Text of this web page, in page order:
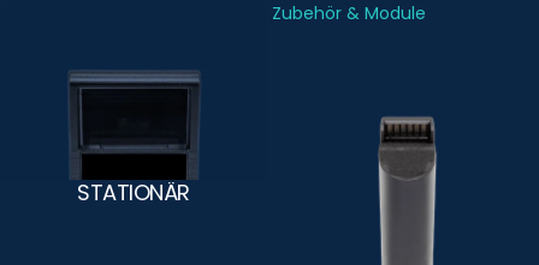
STATIONÄR
Zubehör & Module